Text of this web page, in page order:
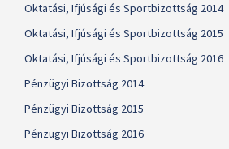
Oktatási, Ifjúsági és Sportbizottság 2014
Oktatási, Ifjúsági és Sportbizottság 2015
Oktatási, Ifjúsági és Sportbizottság 2016
Pénzügyi Bizottság 2014
Pénzügyi Bizottság 2015
Pénzügyi Bizottság 2016